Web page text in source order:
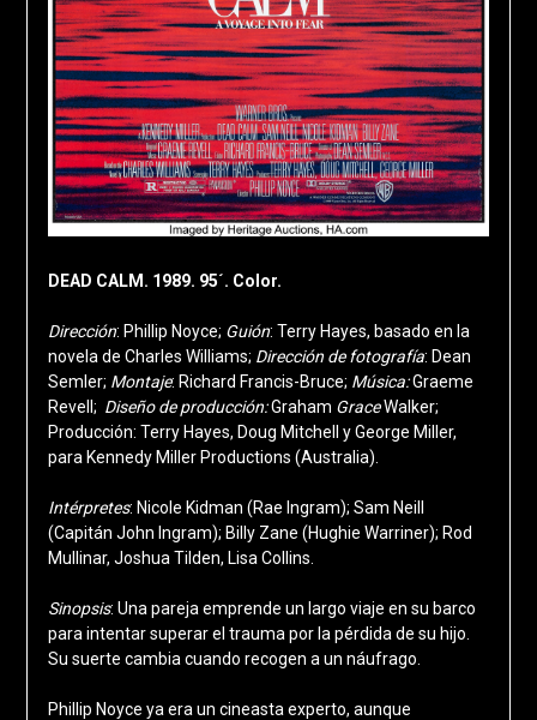
DEAD CALM. 1989. 95´. Color.
Dirección: Phillip Noyce; Guión: Terry Hayes, basado en la
novela de Charles Williams; Dirección de fotografía: Dean
Semler; Montaje: Richard Francis-Bruce; Música:Graeme
Revell; Diseño de producción:Graham GraceWalker;
Producción: Terry Hayes, Doug Mitchell y George Miller,
para Kennedy Miller Productions (Australia).
Intérpretes: Nicole Kidman (Rae Ingram); Sam Neill
(Capitán John Ingram); Billy Zane (Hughie Warriner); Rod
Mullinar, Joshua Tilden, Lisa Collins.
Sinopsis: Una pareja emprende un largo viaje en su barco
para intentar superar el trauma por la pérdida de su hijo.
Su suerte cambia cuando recogen a un náufrago.
Phillip Noyce ya era un cineasta experto, aunque